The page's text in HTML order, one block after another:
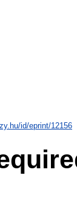
id/eprint/12156